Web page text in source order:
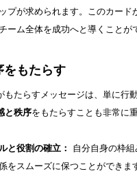
プが求められます。このカード
ーム全体を成功へと導くことが
をもたらす
もたらすメッセージは、単に行
と秩序をもたらすことも非常に重
と役割の確立：
自分自身の枠組
をスムーズに保つことができま